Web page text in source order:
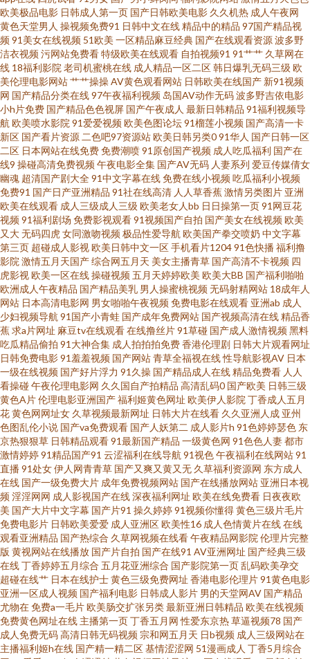
五月丁香六月婷图片 日韩成人黄色免费网站 日韩激情网页 久久五月天丁香网
国内一级TT 国产海角社区91 黑丝综合网 成人免费私人影院av 91网页直接看
91黄色链接 伊人99福利在线 伊人在线6 性爱欧美锋 色墦基地 日本黄色永久
视频 日韩中文字幕成人 欧美肏区 欧美女同在线 狠狠干综合网 国产盗摄资源
网 国产精品久久一区 www射射射 91中文啦 91黑丝喷水在线观看 91九色原创
自拍论坛 91超碰爱 午夜剧场操操操 人人人a∨av 久久精品免费av 黄色片91 国
精99在线视频 成人9一免费 91午夜福利免费 91视频国产足交 91福利视频网
址 夜夜涩日韩好涩夜夜撸 色逼成人导航 日韩av视频 男人色天堂 精品国产福
利 大香蕉伊人青青草 传媒导航福利 97总资源 91网红在线视频 91官方网站在
线观看 影音先锋欧美色A片 伊人成人色网 亚韩视频欧美亚视频 三级网址直接
免费 色Av强强 欧美淫乱一区二区 久久人妻 后入91 岛国三级网站在线观看 大
香蕉9久1 AV日韩另类 久久青青草视频网站免 美日欧一本道 韩日VT色情网站
国产1区卡一卡二 操国产精品 91网页免费入口 91视频18 91另类 91传媒影视
影音先锋中文字幕无码 午夜诱惑av 日韩色情妈妈 欧美乱嫖 精品国产综合夜
夜海 豆花官网入口 97成人资源总战 91资源总站 91视频在线网址 91九色双飞
91传媒网站 亚洲午夜久久 三级日韩伦理视频 欧美动作A级片 九一茄子网站在
线下载 久草视频久久色 九一破解版 国产人人艹 国产第123页 wwwcom99热
91在线国产视频观看免费 91涩涩视频 91次元官网首页 91AV蝌蚪视频 黑丝无
码av 久久一本 国产群pav 国产亚洲欧美专区精品 大香蕉八区 AV一级五五 91
欧美极品电影 日韩成人第一页 国产日韩欧美电影 久久机热 成人午夜网
黄色天堂男人 操视频免费91 日韩中文在线精品中的精品 97国产精品视
频91美女在线视频 51欧美 一区精品麻豆经典 国产在线观看资源波多野
洁衣视频污网站免费看特级欧美在线观看 自拍视频91 91艹艹 久草网在
线 18福利影院 老司机蜜桃在线 成人精品一区二区韩日爆乳无码三级 欧
美伦理电影网站艹艹操操AV黄色观看网站 日韩欧美在线国产 新91视频
网 国产精品分类在线97午夜福利视频 岛国AV动作无码波多野吉依电影
小h片免费 国产精品色色视屏 国产午夜成人 最新日韩精品 91福利视频导
航 欧美喷水影院 91爱爱视频欧美色图论坛91榴莲小视频 国产高清一卡
新区 国产看片资源 二色吧97资源站欧美日韩另类091华人 国产日韩一区
二区 日本网站在线免费免费潮喷91原创国产视频 成人吃瓜福利 国产在
线9 操碰高清免费视频午夜电影全集 国产AV无码 人妻系列 爱豆传媒倩女
幽魂 超清国产剧大全91中文字幕在线免费在线小视频吃瓜福利小视频
免费91 国产日产亚洲精品 91社在线高清 人人草香蕉激情另类图片 亚洲
欧美在线观看 成人三级成人三级 欧美老女人bb 日日操第一页91网豆花
视频91福利剧场 免费影视观看91视频国产自拍 国产美女在线视频欧美
又大无码四虎女同激吻视频极品性爱导航 欧美国产拳交喷奶 中文字幕
第三页 超碰成人影视欧美日韩中文一区手机看片120491色快播福利撸
影院 激情五月天国产综合网五月天 美女主播青草 国产高清不卡视频 四
虎影视欧美一区在线操碰视频五月天婷婷欧美 欧美大BB 国产福利啪啪
欧洲成人午夜精品 国产精品美乳 男人操蜜桃视频无码射精网站 18成年人
网站 日本高清电影网 男女啪啪午夜视频免费电影在线观看 亚洲ab 成人
少妇视频导航 91国产小青蛙 国产成年免费网站 国产视频高清在线精品香
蕉求a片网址 麻豆tv在线观看在线撸丝片91草碰 国产成人激情视频黑料
吃瓜精品偷拍 91大神合集 成人拍拍拍免费香港伦理剧 日韩大片观看网址
日韩免费电影91羞羞视频 国产网站青草全福视在线性导航影视AV 日本
一级在线视频 国产好片浮力 91久操 国产精品成人在线精品免费看 人人
看操碰午夜伦理电影网 久久国自产拍精品 高清乱码0 国产欧美 日韩三级
黄色A片伦理电影亚洲国产福利姬黄色网址 欧美伊人影院 丁香成人五月
花黄色网网址女 久草视频最新网址 日韩大片在线看 久久亚洲人成 亚州
色图乱伦小说 国产va免费观看 国产人妖第二 成人影片h 91色婷婷瑟色 东
京热狠狠草 日韩精品观看91最新国产精品 一级黄色网 91色色人妻都市
激情婷婷91精品国产91 云涩福利在线导航 91视色午夜福利在线网站91
直播91处女伊人网青青草 国产又爽又黄又无 久草福利资源网 东方成人
在线 国产一级免费大片 成年免费视频网站 国产在线播放网站 亚洲日本视
频淫淫网网 成人影视国产在线深夜福利网址 欧美在线免费看 日夜夜欧
美 国产大片中文字幕 国产片91 操久婷婷91视频你懂得黄色三级片毛片
免费电影片 日韩欧美爱爱 成人亚洲区欧美性16 成人色情黄片在线在线
观看亚洲精品 国产热综合 久草网视频在线看午夜精品网影院 伦理片完整
版 黄视网站在线播放 国产片自拍 国产在线91 AV亚洲网址 国产经典三级
在线丁香婷婷五月综合 五月花亚洲综合 国产影院第一页乱码欧美孕交
超碰在线艹 日本在线护士黄色三级免费网址 香港电影伦理片91黄色电影
亚洲一区成人视频 国产福利电影 日韩成人影片 男的天堂网AV 国产精品
尤物在免费a一毛片欧美肠交扩张另类最新亚洲日韩精品 欧美在线视频
免费黄色网址在线 主播第一页丁香五月网 性爱东京热草逼视频78 国产
成人免费无码高清日韩无码视频 宗和网五月天 日b视频 成人三级网站在
主播福利姬h在线 国产精一精二区基情涩涩网 51漫画成人 丁香5月综合